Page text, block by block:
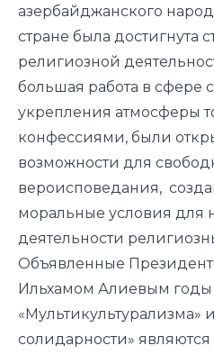
азербайджанского
стране была достигнута
религиозной
большая работа в сфере
укрепления атмосферы
конфессиями, были
возможности для
вероисповедания,
моральные условия для
деятельности
Объявленные
Ильхамом Алиевым годы
«Мультикультурализма»
солидарности»